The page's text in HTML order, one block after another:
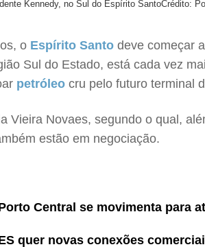
Kennedy, no Sul do Espírito SantoCrédito:
o Espírito Santo deve começar
Sul do Estado, está cada vez
petróleo cru pelo futuro terminal
Vieira Novaes, segundo o qual,
estão em negociação.
Central se movimenta para
quer novas conexões